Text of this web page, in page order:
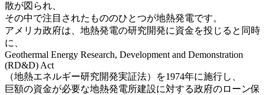
散が図られ、
その中で注目されたもののひとつが地熱発電です。
アメリカ政府は、地熱発電の研究開発に資金を投じると同時
に、
Geothermal Energy Research, Development and Demonstration
(RD&D) Act
（地熱エネルギー研究開発実証法）を1974年に施行し、
巨額の資金が必要な地熱発電所建設に対する政府のローン保